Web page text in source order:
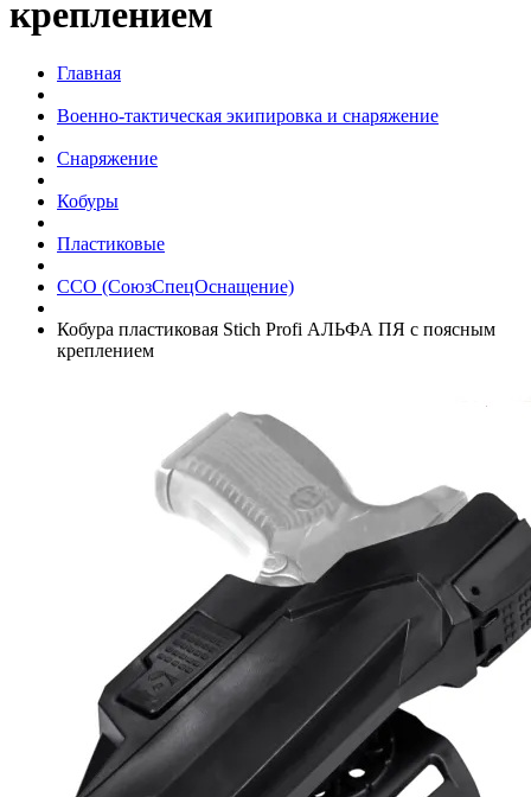
креплением
Главная
Военно-тактическая экипировка и снаряжение
Снаряжение
Кобуры
Пластиковые
ССО (СоюзСпецОснащение)
Кобура пластиковая Stich Profi АЛЬФА ПЯ с поясным
креплением